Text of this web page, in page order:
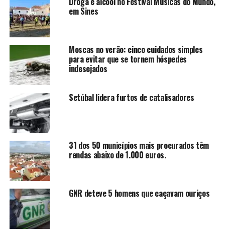
em Sines
Moscas no verão: cinco cuidados simples
para evitar que se tornem hóspedes
indesejados
Setúbal lidera furtos de catalisadores
31 dos 50 municípios mais procurados têm
rendas abaixo de 1.000 euros.
GNR deteve 5 homens que caçavam ouriços